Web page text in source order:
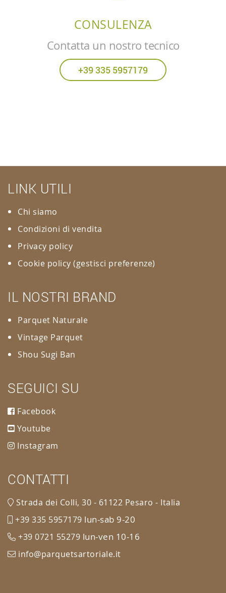
CONSULENZA
Contatta un nostro tecnico
+39 335 5957179
LINK UTILI
Chi siamo
Condizioni di vendita
Privacy policy
Cookie policy (gestisci preferenze)
IL NOSTRI BRAND
Parquet Naturale
Vintage Parquet
Shou Sugi Ban
SEGUICI SU
Facebook
Youtube
Instagram
CONTATTI
Strada dei Colli, 30 - 61122 Pesaro - Italia
+39 335 5957179 lun-sab 9-20
+39 0721 55279 lun-ven 10-16
info@parquetsartoriale.it